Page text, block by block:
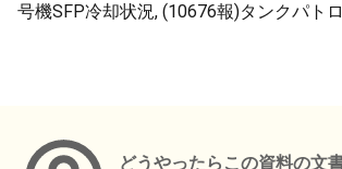
号機SFP冷却状況, (10676報)タンクパト
どうやったらこの資料の文